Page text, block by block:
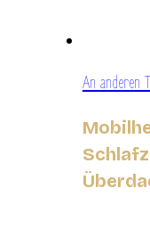
An anderen